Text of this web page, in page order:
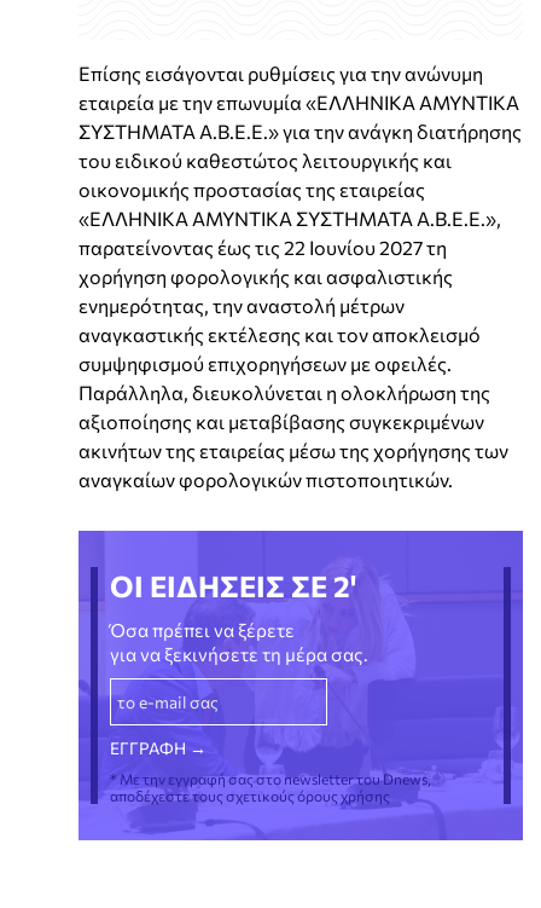
Επίσης εισάγονται ρυθμίσεις για την ανώνυμη
εταιρεία με την επωνυμία «ΕΛΛΗΝΙΚΑ ΑΜΥΝΤΙΚΑ
ΣΥΣΤΗΜΑΤΑ Α.Β.Ε.Ε.» για την ανάγκη διατήρησης
του ειδικού καθεστώτος λειτουργικής και
οικονομικής προστασίας της εταιρείας
«ΕΛΛΗΝΙΚΑ ΑΜΥΝΤΙΚΑ ΣΥΣΤΗΜΑΤΑ Α.Β.Ε.Ε.»,
παρατείνοντας έως τις 22 Ιουνίου 2027 τη
χορήγηση φορολογικής και ασφαλιστικής
ενημερότητας, την αναστολή μέτρων
αναγκαστικής εκτέλεσης και τον αποκλεισμό
συμψηφισμού επιχορηγήσεων με οφειλές.
Παράλληλα, διευκολύνεται η ολοκλήρωση της
αξιοποίησης και μεταβίβασης συγκεκριμένων
ακινήτων της εταιρείας μέσω της χορήγησης των
αναγκαίων φορολογικών πιστοποιητικών.
ΟΙ ΕΙΔΗΣΕΙΣ ΣΕ 2'
Όσα πρέπει να ξέρετε
για να ξεκινήσετε τη μέρα σας.
* Με την εγγραφή σας στο newsletter του Dnews,
αποδέχεστε τους σχετικούς όρους χρήσης